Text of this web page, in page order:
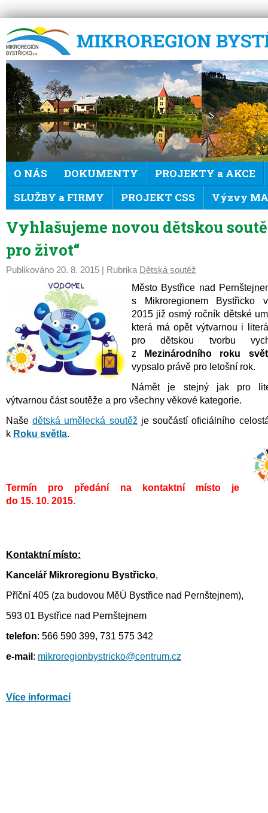
Mikroregion Bystřicko
O NÁS DOKUMENTY
PROJEKTY a AKCE
SLUŽBY a FIRMY
PROJEKT CSS Výzvy
Vyhlašujeme novou dětskou
pro život“
Publikováno 20. 8. 2015 | Rubrika Dětská soutěž
Město Bystřice nad
s Mikroregionem Bystřicko
2015 již osmý ročník dětské
která má opět výtvarnou i
pro dětskou tvorbu
z Mezinárodního roku
vypsalo právě pro letošní rok.
Námět je stejný jak pro
výtvarnou část soutěže a pro všechny věkové kategorie.
Našedětská umělecká soutěž je součástí oficiálního
k Roku světla.
Termín pro předání na kontaktní místo je
do 15. 10. 2015.
Kontaktní místo:
Kancelář Mikroregionu Bystřicko,
Příční 405 (za budovou MěÚ Bystřice nad Pernštejnem),
593 01 Bystřice nad Pernštejnem
telefon: 566 590 399, 731 575 342
e-mail: mikroregionbystricko@centrum.cz
Více informací